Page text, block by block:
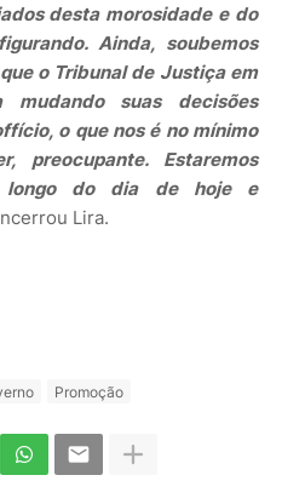
desta morosidade e do
Ainda, soubemos
o Tribunal de Justiça em
mudando suas decisões
o que nos é no mínimo
preocupante. Estaremos
longo do dia de hoje e
Lira.
Promoção